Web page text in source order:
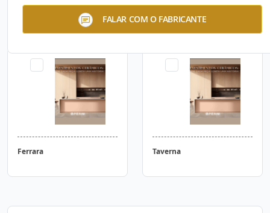
FALAR COM O FABRICANTE
Ferrara Taverna